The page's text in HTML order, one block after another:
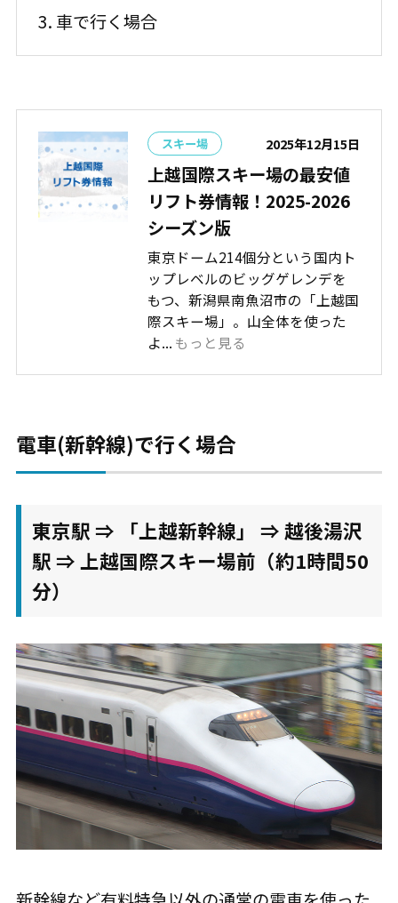
3. 車で行く場合
スキー場 2025年12月15日
上越国際スキー場の最安値
リフト券情報！2025-2026
シーズン版
東京ドーム214個分という国内ト
ップレベルのビッグゲレンデを
もつ、新潟県南魚沼市の「上越国
際スキー場」。山全体を使った
よ... もっと見る
電車(新幹線)で行く場合
東京駅 ⇒ 「上越新幹線」 ⇒ 越後湯沢
駅 ⇒ 上越国際スキー場前（約1時間50
分）